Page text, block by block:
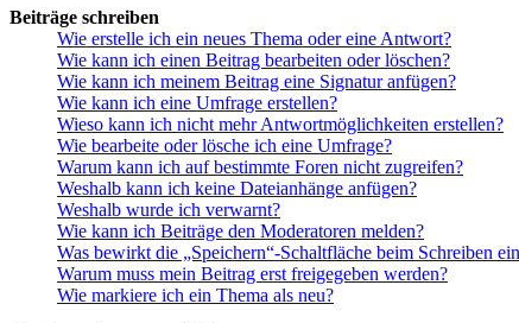
Beiträge schreiben
Wie erstelle ich ein neues Thema oder eine Antwort?
Wie kann ich einen Beitrag bearbeiten oder löschen?
Wie kann ich meinem Beitrag eine Signatur anfügen?
Wie kann ich eine Umfrage erstellen?
Wieso kann ich nicht mehr Antwortmöglichkeiten erstellen?
Wie bearbeite oder lösche ich eine Umfrage?
Warum kann ich auf bestimmte Foren nicht zugreifen?
Weshalb kann ich keine Dateianhänge anfügen?
Weshalb wurde ich verwarnt?
Wie kann ich Beiträge den Moderatoren melden?
Was bewirkt die „Speichern“-Schaltfläche beim Schreiben
Warum muss mein Beitrag erst freigegeben werden?
Wie markiere ich ein Thema als neu?